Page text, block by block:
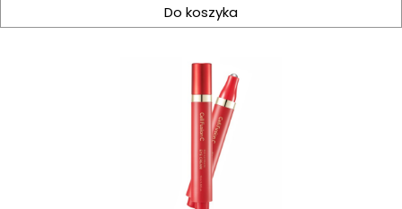
Do koszyka